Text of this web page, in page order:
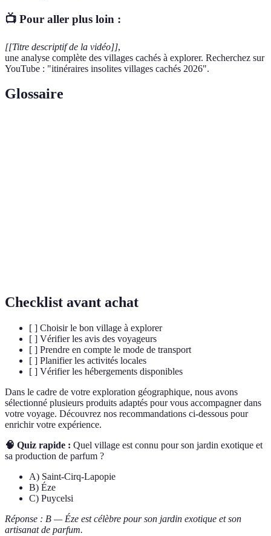
📺 Pour aller plus loin :
[[Titre descriptif de la vidéo]],
une analyse complète des villages cachés à explorer. Recherchez sur
YouTube : "itinéraires insolites villages cachés 2026".
Glossaire
Checklist avant achat
[ ] Choisir le bon village à explorer
[ ] Vérifier les avis des voyageurs
[ ] Prendre en compte le mode de transport
[ ] Planifier les activités locales
[ ] Vérifier les hébergements disponibles
Dans le cadre de votre exploration géographique, nous avons
sélectionné plusieurs produits adaptés pour vous accompagner dans
votre voyage. Découvrez nos recommandations ci-dessous pour
enrichir votre expérience.
🧠 Quiz rapide : Quel village est connu pour son jardin exotique et
sa production de parfum ?
A) Saint-Cirq-Lapopie
B) Éze
C) Puycelsi
Réponse : B — Éze est célèbre pour son jardin exotique et son
artisanat de parfum.